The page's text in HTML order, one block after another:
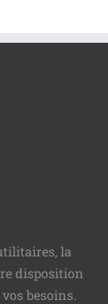
la
disposition
besoins.